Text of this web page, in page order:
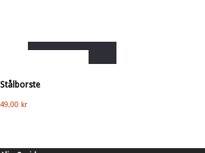
Stålborste
49,00 kr